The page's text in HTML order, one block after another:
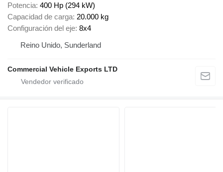
Potencia 400 Hp (294 kW)
Capacidad de carga 20.000 kg
Configuración del eje 8x4
Reino Unido, Sunderland
Commercial Vehicle Exports LTD